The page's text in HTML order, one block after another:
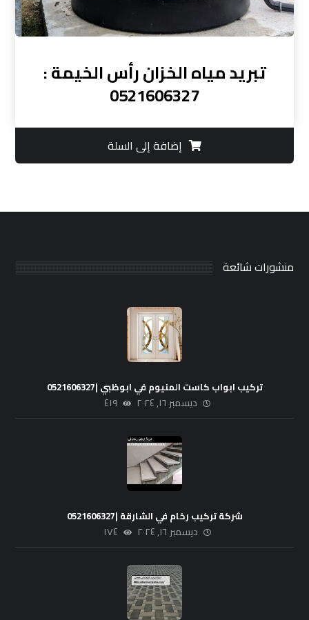
تبريد مياه الخزان رأس الخيمة :
0521606327
إضافة إلى السلة
منشورات شائعة
تركيب ابواب كاست المنيوم في ابوظبي |0521606327
ديسمبر ١٦, ٢٠٢٤ ٤١٩
شركة تركيب رخام في الشارقة |0521606327
ديسمبر ١٦, ٢٠٢٤ ١٧٤